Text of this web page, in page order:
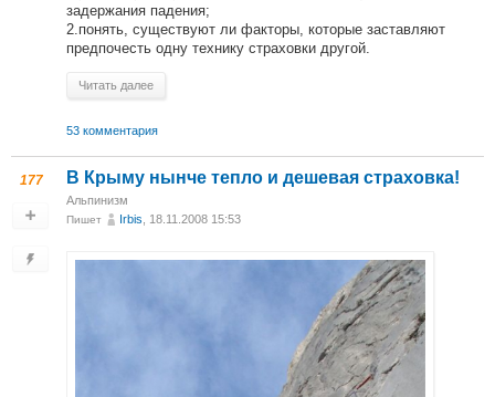
задержания падения;
2.понять, существуют ли факторы, которые заставляют
предпочесть одну технику страховки другой.
Читать далее
53 комментария
177 В Крыму нынче тепло и дешевая страховка!
Альпинизм
Пишет Irbis , 18.11.2008 15:53